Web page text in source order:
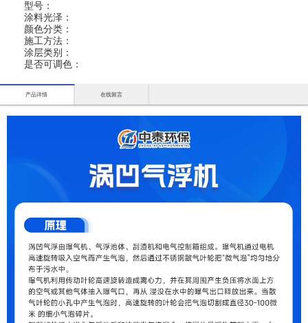
型号：
涂料光泽：
颜色分类：
施工方法：
涂层类别：
是否可调色：
产品详情 在线留言